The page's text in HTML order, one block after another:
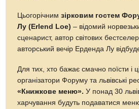
Цьогорічнимзірковим гостем
Лу (Erlend Loe) – відомий
сценарист, автор світових
авторський вечір Ерденда Лу
Для тих, хто бажає смачно поїсти і
організатори Форуму та львівські
«Книжкове меню». У понад 30
харчування будуть подаватися